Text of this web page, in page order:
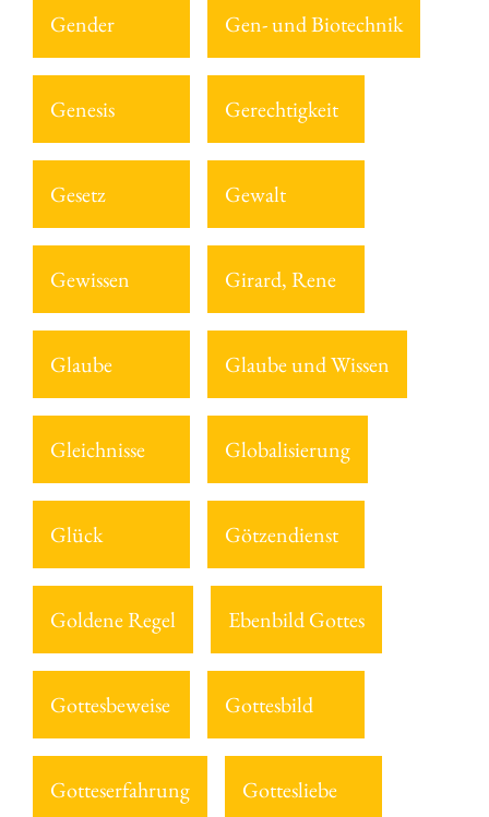
Gender Gen- und Biotechnik
Genesis Gerechtigkeit
Gesetz Gewalt
Gewissen Girard, Rene
Glaube Glaube und Wissen
Gleichnisse Globalisierung
Glück Götzendienst
Goldene Regel Ebenbild Gottes
Gottesbeweise Gottesbild
Gotteserfahrung Gottesliebe